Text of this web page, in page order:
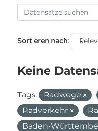
Sortieren nach
Keine
Tags: Radwege
Radverkehr
Baden-